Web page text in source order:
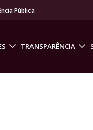
Pública
TRANSPARÊNCIA